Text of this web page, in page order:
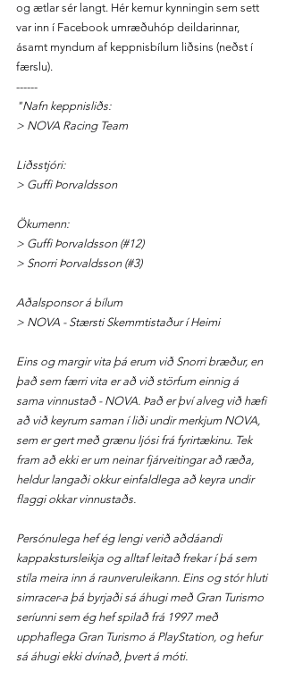
og ætlar sér langt. Hér kemur kynningin sem sett
var inn í Facebook umræðuhóp deildarinnar,
ásamt myndum af keppnisbílum liðsins (neðst í
færslu).
------
"Nafn keppnisliðs:
> NOVA Racing Team
Liðsstjóri:
> Guffi Þorvaldsson
Ökumenn:
> Guffi Þorvaldsson (#12)
> Snorri Þorvaldsson (#3)
Aðalsponsor á bílum
> NOVA - Stærsti Skemmtistaður í Heimi
Eins og margir vita þá erum við Snorri bræður, en
það sem færri vita er að við störfum einnig á
sama vinnustað - NOVA. Það er því alveg við hæfi
að við keyrum saman í liði undir merkjum NOVA,
sem er gert með grænu ljósi frá fyrirtækinu. Tek
fram að ekki er um neinar fjárveitingar að ræða,
heldur langaði okkur einfaldlega að keyra undir
flaggi okkar vinnustaðs.
Persónulega hef ég lengi verið aðdáandi
kappakstursleikja og alltaf leitað frekar í þá sem
stíla meira inn á raunveruleikann. Eins og stór hluti
simracer-a þá byrjaði sá áhugi með Gran Turismo
seríunni sem ég hef spilað frá 1997 með
upphaflega Gran Turismo á PlayStation, og hefur
sá áhugi ekki dvínað, þvert á móti.